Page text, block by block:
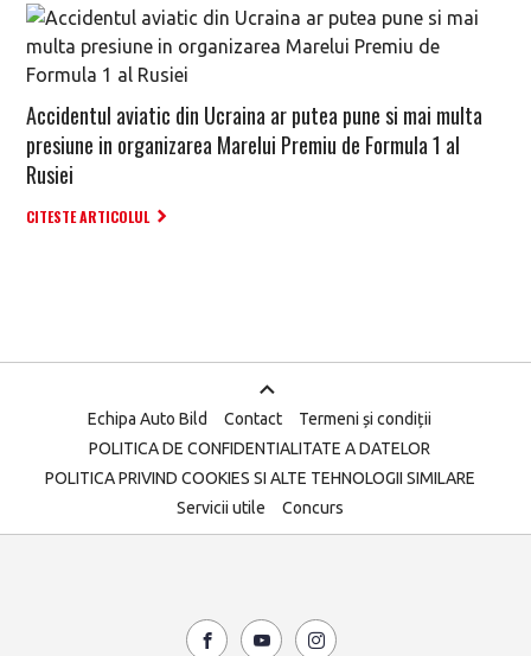
Accidentul aviatic din Ucraina ar putea pune si mai multa
presiune in organizarea Marelui Premiu de Formula 1 al
Rusiei
CITESTE ARTICOLUL
Echipa Auto Bild Contact
Termeni și condiții
POLITICA DE CONFIDENTIALITATE A DATELOR
POLITICA PRIVIND COOKIES SI ALTE TEHNOLOGII SIMILARE
Servicii utile
Concurs